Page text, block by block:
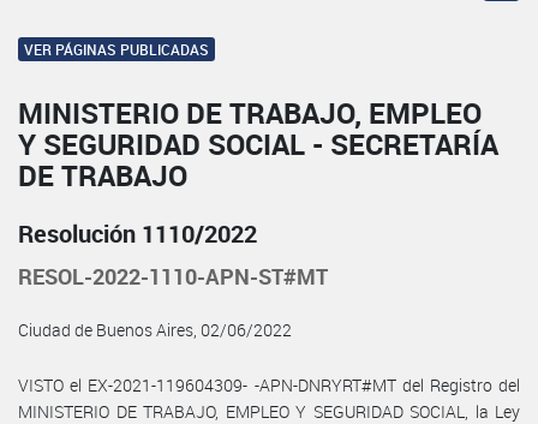
VER PÁGINAS PUBLICADAS
MINISTERIO DE TRABAJO, EMPLEO
Y SEGURIDAD SOCIAL - SECRETARÍA
DE TRABAJO
Resolución 1110/2022
RESOL-2022-1110-APN-ST#MT
Ciudad de Buenos Aires, 02/06/2022
VISTO el EX-2021-119604309- -APN-DNRYRT#MT del Registro del
MINISTERIO DE TRABAJO, EMPLEO Y SEGURIDAD SOCIAL, la Ley